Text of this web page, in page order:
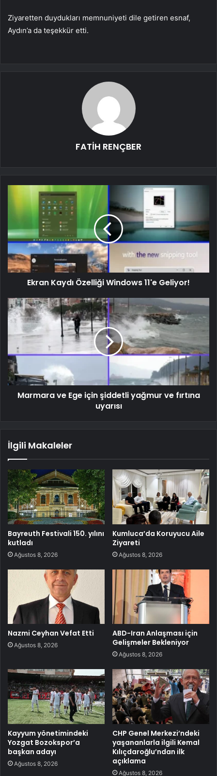
Ziyaretten duydukları memnuniyeti dile getiren esnaf,
Aydın’a da teşekkür etti.
FATİH RENÇBER
Ekran Kaydı Özelliği Windows 11'e Geliyor!
Marmara ve Ege için şiddetli yağmur ve fırtına
uyarısı
İlgili Makaleler
Bayreuth Festivali 150. yılını
kutladı
Ağustos 8, 2026
Kumluca’da Koruyucu Aile
Ziyareti
Ağustos 8, 2026
Nazmi Ceyhan Vefat Etti
Ağustos 8, 2026
ABD-Iran Anlaşması için
Gelişmeler Bekleniyor
Ağustos 8, 2026
Kayyum yönetimindeki
Yozgat Bozokspor’a
başkan adayı
Ağustos 8, 2026
CHP Genel Merkezi’ndeki
yaşananlarla ilgili Kemal
Kılıçdaroğlu’ndan ilk
açıklama
Ağustos 8, 2026